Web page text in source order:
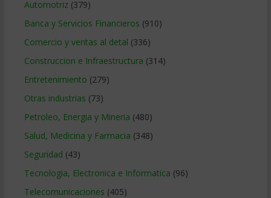
Automotriz(379)
Banca y Servicios Financieros (910)
Comercio y ventas al detal (336)
Construccion e Infraestructura (314)
Entretenimiento (279)
Otras industrias (73)
Petroleo, Energia y Mineria (480)
Salud, Medicina y Farmacia (348)
Seguridad (43)
Tecnologia, Electronica e Informatica (96)
Telecomunicaciones (405)